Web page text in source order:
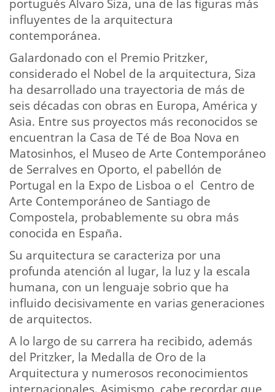
portugués Álvaro Siza, una de las figuras más
influyentes de la arquitectura
contemporánea.
Galardonado con el Premio Pritzker,
considerado el Nobel de la arquitectura, Siza
ha desarrollado una trayectoria de más de
seis décadas con obras en Europa, América y
Asia. Entre sus proyectos más reconocidos se
encuentran la Casa de Té de Boa Nova en
Matosinhos, el Museo de Arte Contemporáneo
de Serralves en Oporto, el pabellón de
Portugal en la Expo de Lisboa o el Centro de
Arte Contemporáneo de Santiago de
Compostela, probablemente su obra más
conocida en España.
Su arquitectura se caracteriza por una
profunda atención al lugar, la luz y la escala
humana, con un lenguaje sobrio que ha
influido decisivamente en varias generaciones
de arquitectos.
A lo largo de su carrera ha recibido, además
del Pritzker, la Medalla de Oro de la
Arquitectura y numerosos reconocimientos